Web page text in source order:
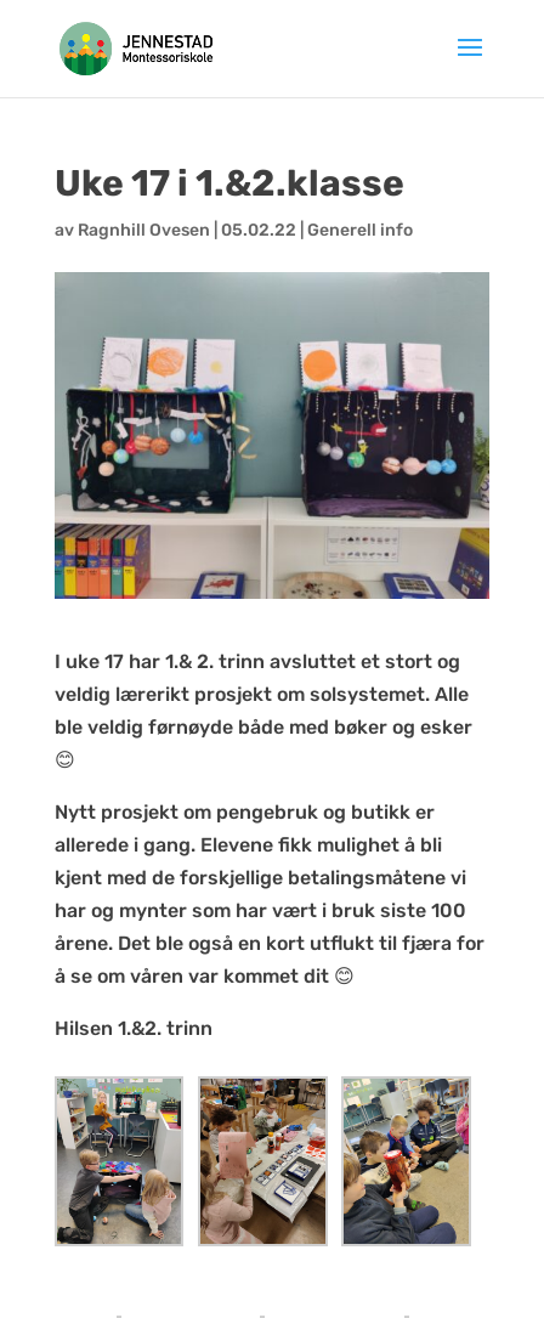
Uke 17 i 1.&2.klasse
av Ragnhill Ovesen 05.02.22 Generell info
I uke 17 har 1.& 2. trinn avsluttet et stort og
veldig lærerikt prosjekt om solsystemet. Alle
ble veldig førnøyde både med bøker og esker
😊
Nytt prosjekt om pengebruk og butikk er
allerede i gang. Elevene fikk mulighet å bli
kjent med de forskjellige betalingsmåtene vi
har og mynter som har vært i bruk siste 100
årene. Det ble også en kort utflukt til fjæra for
å se om våren var kommet dit 😊
Hilsen 1.&2. trinn